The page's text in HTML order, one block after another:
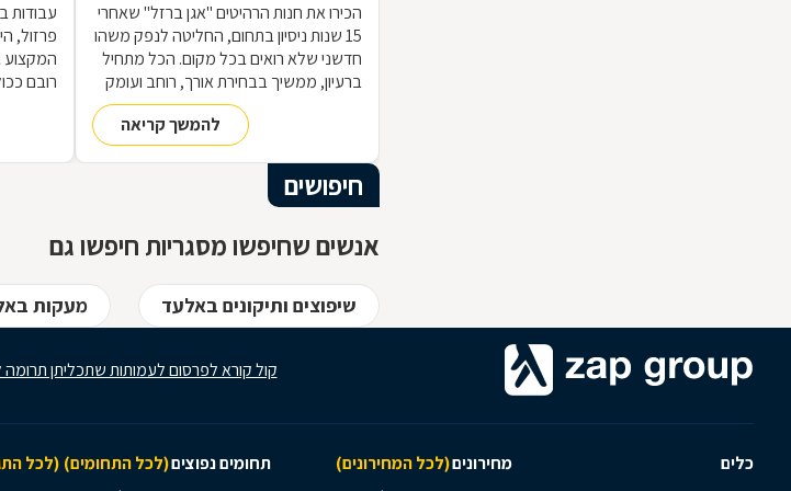
הכירו את חנות הרהיטים ''אגן ברזל'' שאחרי
15 שנות ניסיון בתחום, החליטה לנפק משהו
חדשני שלא רואים בכל מקום. הכל מתחיל
ברעיון, ממשיך בבחירת אורך, רוחב ועומק
הרהיט שלכם, ממשיך בייצור מקורי ממיטב
חומרי הגלם ומסתיים ביצירת הפתרון
המרשים והמעשי ביותר עבורכם
להמשך קריאה
עבודות
פרזול,
המקצוע
רובם
ועוד-
חיפושים
אנשים שחיפשו מסגריות חיפשו גם
שיפוצים ותיקונים באלעד מעקות
קול קורא לפרסום לעמותות שתכליתן
כלים מחירונים(לכל המחירונים) תחומים נפוצים(לכל התחומים) (לכל